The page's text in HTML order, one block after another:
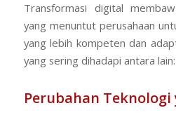
Transformasi digital
yang menuntut perusahaan
yang lebih kompeten dan
yang sering dihadapi antara lain:
Perubahan Teknologi